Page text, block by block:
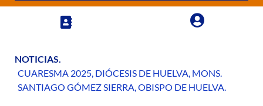
NOTICIAS.
CUARESMA 2025, DIÓCESIS DE HUELVA, MONS.
SANTIAGO GÓMEZ SIERRA,OBISPO DE HUELVA.